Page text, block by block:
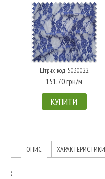
Штрих-код: 5030022
151.70 грн/м
КУПИТИ
ОПИС ХАРАКТЕРИСТИКИ
: